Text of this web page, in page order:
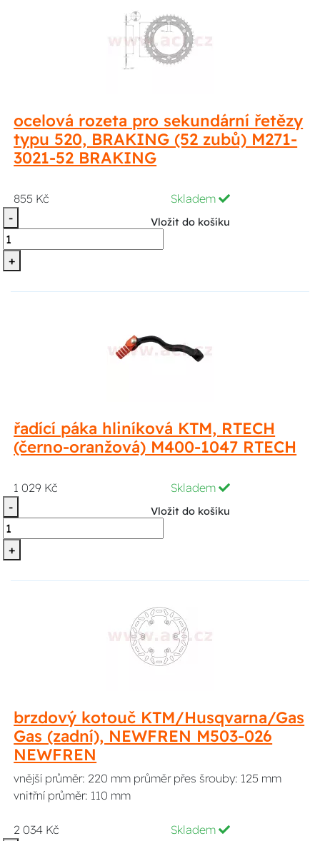
ocelová rozeta pro sekundární řetězy
typu 520, BRAKING (52 zubů) M271-
3021-52 BRAKING
855 Kč
Skladem
-
+
Vložit do košíku
řadící páka hliníková KTM, RTECH
(černo-oranžová) M400-1047 RTECH
1 029 Kč
Skladem
-
+
Vložit do košíku
brzdový kotouč KTM/Husqvarna/Gas
Gas (zadní), NEWFREN M503-026
NEWFREN
vnější průměr: 220 mm průměr přes šrouby: 125 mm
vnitřní průměr: 110 mm
2 034 Kč
Skladem